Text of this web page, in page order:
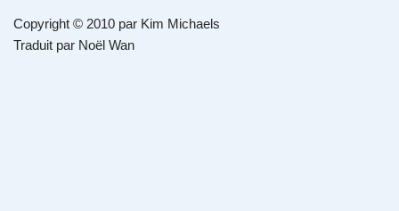
Copyright © 2010 par Kim Michaels
Traduit par Noël Wan